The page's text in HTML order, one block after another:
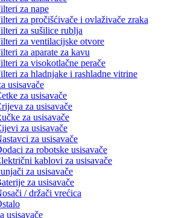
za nape
za pročišćivače i ovlaživače zraka
za sušilice rublja
za ventilacijske otvore
za aparate za kavu
za visokotlačne perače
za hladnjake i rashladne vitrine
usisavače
za usisavače
za usisavače
za usisavače
za usisavače
za usisavače
za robotske usisavače
kablovi za usisavače
za usisavače
za usisavače
/ držači vrećica
usisavače